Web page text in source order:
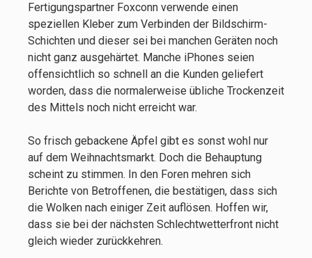
Fertigungspartner Foxconn verwende einen
speziellen Kleber zum Verbinden der Bildschirm-
Schichten und dieser sei bei manchen Geräten noch
nicht ganz ausgehärtet. Manche iPhones seien
offensichtlich so schnell an die Kunden geliefert
worden, dass die normalerweise übliche Trockenzeit
des Mittels noch nicht erreicht war.
So frisch gebackene Äpfel gibt es sonst wohl nur
auf dem Weihnachtsmarkt. Doch die Behauptung
scheint zu stimmen. In den Foren mehren sich
Berichte von Betroffenen, die bestätigen, dass sich
die Wolken nach einiger Zeit auflösen. Hoffen wir,
dass sie bei der nächsten Schlechtwetterfront nicht
gleich wieder zurückkehren.